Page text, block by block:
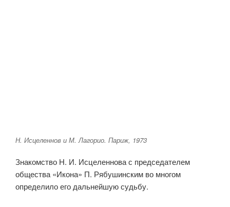
Н. Исцеленнов и М. Лагорио. Париж, 1973
Знакомство Н. И. Исцеленнова с председателем
общества «Икона» П. Рябушинским во многом
определило его дальнейшую судьбу.